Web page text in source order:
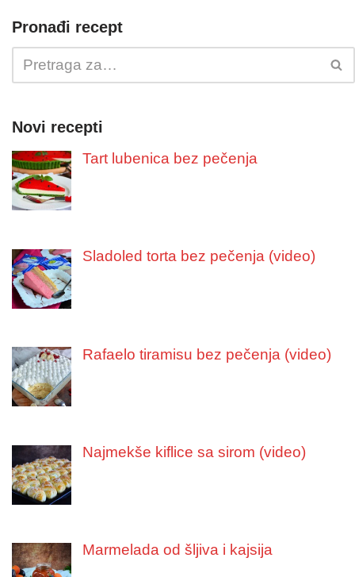
Pronađi recept
Novi recepti
Tart lubenica bez pečenja
Sladoled torta bez pečenja (video)
Rafaelo tiramisu bez pečenja (video)
Najmekše kiflice sa sirom (video)
Marmelada od šljiva i kajsija